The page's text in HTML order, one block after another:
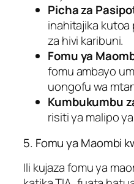
Picha za
inahitajika kutoa
za hivi karibuni.
Fomu ya
fomu ambayo
uongofu wa
Kumbukumbu
risiti ya malipo
5. Fomu ya Maombi
Ili kujaza fomu ya